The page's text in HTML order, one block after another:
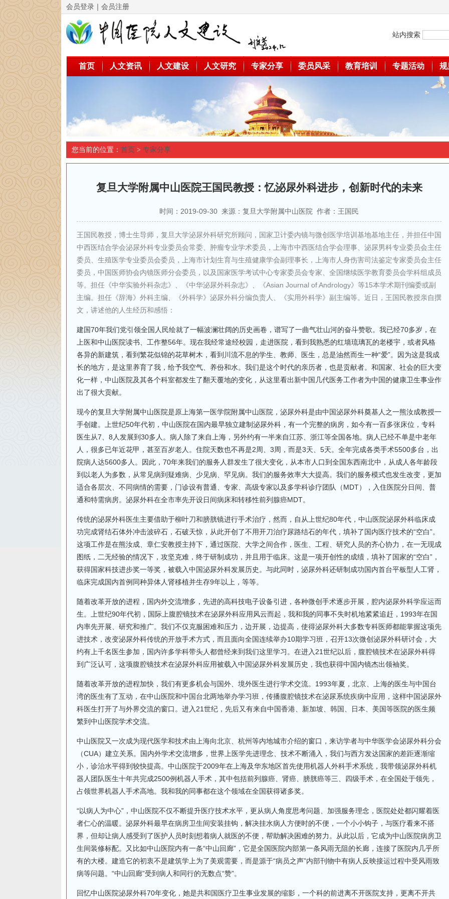
会员登录 ｜ 会员注册
站内搜索
首页 人文资讯 人文建设 人文研究 专家分享 委员风采 教育培训 专题活动 规
您当前的位置： 首页 > 专家分享
复旦大学附属中山医院王国民教授：忆泌尿外科进步，创新时代的未来
时间：2019-09-30 来源：复旦大学附属中山医院 作者：王国民
王国民教授，博士生导师，复旦大学泌尿外科研究所顾问，国家卫计委内镜与微创医学培训基地基地主任，并担任中国
中西医结合学会泌尿外科专业委员会常委、肿瘤专业学术委员，上海市中西医结合学会理事、泌尿男科专业委员会主任
委员、生殖医学专业委员会委员，上海市计划生育与生殖健康学会副理事长，上海市人身伤害司法鉴定专家委员会主任
委员，中国医师协会内镜医师分会委员，以及国家医学考试中心专家委员会专家、全国继续医学教育委员会学科组成员
等。担任《中华实验外科杂志》、《中华泌尿外科杂志》、《Asian Journal of Andrology》等15本学术期刊编委或副
主编。担任《辞海》外科主编、《外科学》泌尿外科分编负责人、《实用外科学》副主编等。近日，王国民教授亲自撰
文，讲述他的人生经历和感悟：
建国70年我们党引领全国人民绘就了一幅波澜壮阔的历史画卷，谱写了一曲气壮山河的奋斗赞歌。我已经70多岁，在
上医和中山医院读书、工作整56年。现在我经常途经校园，走进医院，看到我熟悉的红墙琉璃瓦的老楼宇，或者风格
各异的新建筑，看到繁花似锦的花草树木，看到川流不息的学生、教师、医生，总是油然而生一种“爱”。因为这是我成
长的地方，是这里养育了我，给予我空气、养份和水。我们是这个时代的亲历者，也是贡献者。和国家、社会的巨大变
化一样，中山医院及其各个科室都发生了翻天覆地的变化，从这里看出新中国几代医务工作者为中国的健康卫生事业作
出了很大贡献。
现今的复旦大学附属中山医院是原上海第一医学院附属中山医院，泌尿外科是由中国泌尿外科奠基人之一熊汝成教授一
手创建。上世纪50年代初，中山医院在国内最早独立建制泌尿外科，有一个完整的病房，如今有一百多张床位，专科
医生从7、8人发展到30多人。病人除了来自上海，另外约有一半来自江苏、浙江等全国各地。病人已经不单是中老年
人，很多已年近花甲，甚至百岁老人。住院天数也不再是2周、3周，而是3天、5天。全年完成各类手术5500多台，出
院病人达5600多人。因此，70年来我们的服务人群发生了很大变化，从本市人口到全国东西南北中，从成人各年龄段
到以老人为多数，从常见病到疑难病、少见病、罕见病。我们的服务效率大大提高。我们的服务模式也发生改变，更加
适合各层次、不同病情的需要，门诊设有普通、专家、高级专家以及多学科诊疗团队（MDT），入住医院分日间、普
通和特需病房。泌尿外科在全市率先开设日间病床和转移性前列腺癌MDT。
传统的泌尿外科医生主要借助于柳叶刀和膀胱镜进行手术治疗，然而，自从上世纪80年代，中山医院泌尿外科临床成
功完成肾结石体外冲击波碎石，石破天惊，从此开创了不用开刀治疗尿路结石的年代，填补了国内医疗技术的“空白”。
这项工作是在熊汝成、章仁安教授主持下，通过医院、大学之间合作，医生、工程、研究人员的齐心协力，在一无现成
图纸，二无经验的情况下，攻坚克难，终于研制成功，并且用于临床。这是一项开创性的成绩，填补了国家的“空白”，
获得国家科技进步奖一等奖，被载入中国泌尿外科发展历史。与此同时，泌尿外科还研制成功国内首台平板型人工肾，
临床完成国内首例同种异体人肾移植并生存9年以上，等等。
随着改革开放的进程，国内外交流增多，先进的高科技电子设备引进，各种微创手术逐步开展，腔内泌尿外科学应运而
生。上世纪90年代初，国际上腹腔镜技术在泌尿外科应用风云而起，我和我的同事不失时机地紧紧追赶，1993年在国
内率先开展、研究和推广。我们不仅克服困难和压力，边开展，边提高，使得泌尿外科大多数专科医师都能掌握这项先
进技术，改变泌尿外科传统的开放手术方式，而且面向全国连续举办10期学习班，召开13次微创泌尿外科研讨会，大
约有上千名医生参加，国内许多学科带头人都曾经来到我们这里学习。在进入21世纪以后，腹腔镜技术在泌尿外科得
到广泛认可，这项腹腔镜技术在泌尿外科应用被载入中国泌尿外科发展历史，我也获得中国内镜杰出领袖奖。
随着改革开放的进程加快，我们有更多机会与国外、境外医生进行学术交流。1993年夏，北京、上海的医生与中国台
湾的医生有了互动，在中山医院和中国台北两地举办学习班，传播腹腔镜技术在泌尿系统疾病中应用，这样中国泌尿外
科医生打开了与外界交流的窗口。进入21世纪，先后又有来自中国香港、新加坡、韩国、日本、美国等医院的医生频
繁到中山医院学术交流。
中山医院又一次成为现代医学和技术由上海向北京、杭州等内地城市介绍的窗口，来访学者与中华医学会泌尿外科分会
（CUA）建立关系。国内外学术交流增多，世界上医学先进理念、技术不断涌入，我们与西方发达国家的差距逐渐缩
小，诊治水平得到较快提高。中山医院于2009年在上海及华东地区首先使用机器人外科手术系统，我带领泌尿外科机
器人团队医生十年共完成2500例机器人手术，其中包括前列腺癌、肾癌、膀胱癌等三、四级手术，在全国处于领先，
占领世界机器人手术高地。我和我的同事都在这个领域在全国获得诸多奖。
“以病人为中心”，中山医院不仅不断提升医疗技术水平，更从病人角度思考问题、加强服务理念，医院处处都闪耀着医
者仁心的温暖。泌尿外科最早在病房卫生间安装挂钩，解决挂水病人方便时的不便，一个小小钩子，与医疗看来不搭
界，但却让病人感受到了医护人员时刻想着病人就医的不便，帮助解决困难的努力。从此以后，它成为中山医院病房卫
生间装修标配。又比如中山医院内有一条“中山回廊”，它是全国医院内部第一条风雨无阻的长廊，连接了医院内几乎所
有的大楼。建造它的初衷不是建筑学上为了美观需要，而是源于“病员之声”内部刊物中有病人反映接运过程中受风雨致
病等问题。“中山回廊”受到病人和同行的无数点“赞”。
回忆中山医院泌尿外科70年变化，她是共和国医疗卫生事业发展的缩影，一个科的前进离不开医院支持，更离不开共